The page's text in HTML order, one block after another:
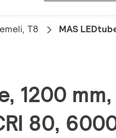
T8 MAS
1200 mm,
80,